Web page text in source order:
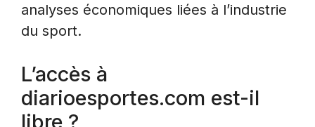
analyses économiques liées à l’industrie
du sport.
L’accès à
diarioesportes.com est-il
libre ?